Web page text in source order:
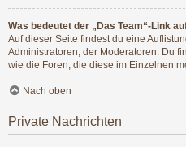
Was bedeutet der „Das Team“-Link
Auf dieser Seite findest du eine
Administratoren, der Moderatoren. Du
wie die Foren, die diese im Einzelnen
Nach oben
Private Nachrichten